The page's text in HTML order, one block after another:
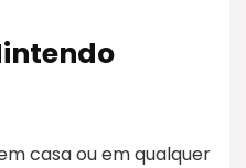
casa ou em qualquer